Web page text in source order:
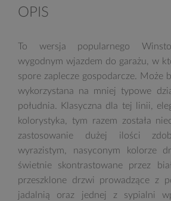
OPIS
To wersja popularnego
wygodnym wjazdem do garażu, w
spore zaplecze gospodarcze. Może
wykorzystana na mniej typowe
południa. Klasyczna dla tej linii,
kolorystyka, tym razem została
zastosowanie dużej ilości
wyrazistym, nasyconym kolorze
świetnie skontrastowane przez
przeszklone drzwi prowadzące z
jadalnią oraz jednej z sypialni